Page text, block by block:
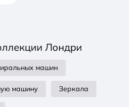
Лондри
машин
машину Зеркала